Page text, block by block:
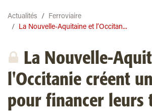
Actualités
Ferroviaire
La Nouvelle-Aquitaine et l’Occitan...
La Nouvelle-
l'Occitanie créent
pour financer leurs